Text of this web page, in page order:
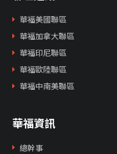
華福美國聯區
華福加拿大聯區
華福印尼聯區
華福歐陸聯區
華福中南美聯區
華福資訊
總幹事